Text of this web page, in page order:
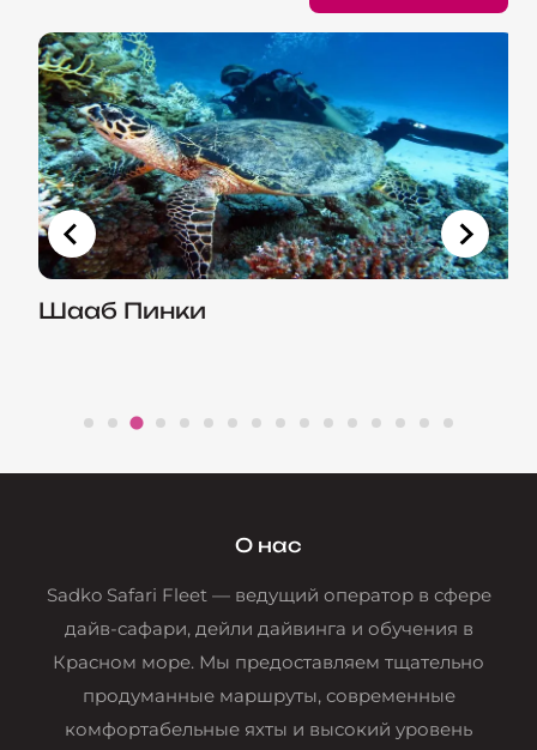
Шааб Пинки
О нас
Sadko Safari Fleet — ведущий оператор в сфере
дайв-сафари, дейли дайвинга и обучения в
Красном море. Мы предоставляем тщательно
продуманные маршруты, современные
комфортабельные яхты и высокий уровень